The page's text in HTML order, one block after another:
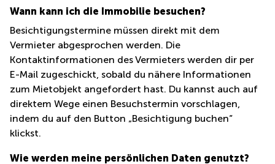
Wann kann ich die Immobilie besuchen?
Besichtigungstermine müssen direkt mit dem
Vermieter abgesprochen werden. Die
Kontaktinformationen des Vermieters werden dir per
E-Mail zugeschickt, sobald du nähere Informationen
zum Mietobjekt angefordert hast. Du kannst auch auf
direktem Wege einen Besuchstermin vorschlagen,
indem du auf den Button „Besichtigung buchen”
klickst.
Wie werden meine persönlichen Daten genutzt?